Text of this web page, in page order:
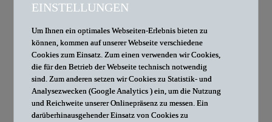
KONTAKT
DÜSSELDORF
EINSTELLUNGEN
Um Ihnen ein optimales Webseiten-Erlebnis bieten zu
können, kommen auf unserer Webseite verschiedene
Cookies zum Einsatz. Zum einen verwenden wir Cookies,
die für den Betrieb der Webseite technisch notwendig
sind. Zum anderen setzen wir Cookies zu Statistik- und
Analysezwecken (Google Analytics ) ein, um die Nutzung
und Reichweite unserer Onlinepräsenz zu messen. Ein
darüberhinausgehender Einsatz von Cookies zu